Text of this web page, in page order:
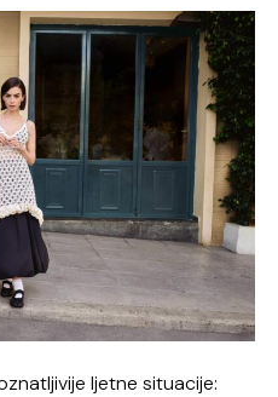
ljetne situacije: